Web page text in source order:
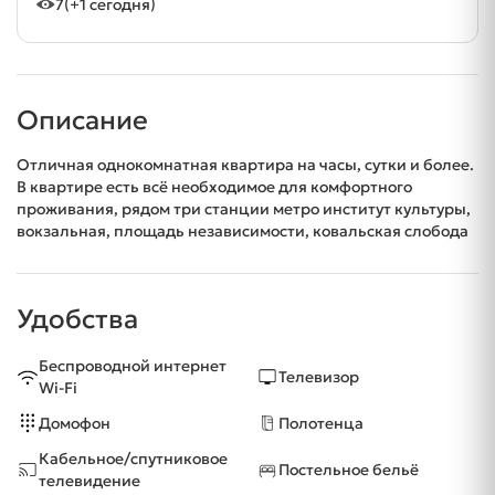
7(+1 сегодня)
Описание
Отличная однокомнатная квартира на часы, сутки и более.
В квартире есть всё необходимое для комфортного
проживания, рядом три станции метро институт культуры,
вокзальная, площадь независимости, ковальская слобода
Удобства
Беспроводной интернет
Wi-Fi
Телевизор
Домофон
Полотенца
Кабельное/спутниковое
телевидение
Постельное бельё